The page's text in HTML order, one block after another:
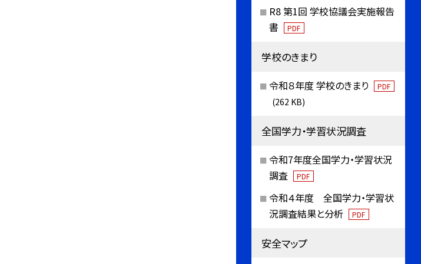
R8 第1回 学校協議会実施報告
書
PDF
学校のきまり
令和８年度 学校のきまり PDF
(262 KB)
全国学力・学習状況調査
令和7年度全国学力・学習状況
調査
PDF
令和４年度 全国学力・学習状
況調査結果と分析
PDF
安全マップ